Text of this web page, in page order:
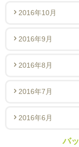
2016年10月
2016年9月
2016年8月
2016年7月
2016年6月
バ